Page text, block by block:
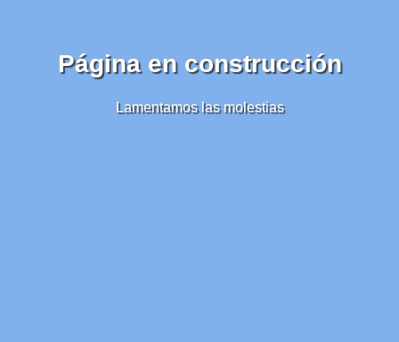
Página en construcción
Lamentamos las molestias